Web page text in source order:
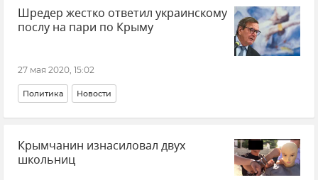
Шредер жестко ответил украинскому
послу на пари по Крыму
27 мая 2020, 15:02
Политика Новости
Крымчанин изнасиловал двух
школьниц